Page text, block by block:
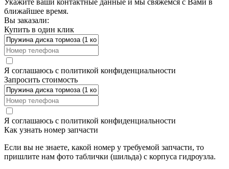
Укажите ваши контактные данные и мы свяжемся с Вами в
ближайшее время.
Вы заказали:
Купить в один клик
Я соглашаюсь с политикой конфиденциальности
Запросить стоимость
Я соглашаюсь с политикой конфиденциальности
Как узнать номер запчасти
Если вы не знаете, какой номер у требуемой запчасти, то
пришлите нам фото таблички (шильда) с корпуса гидроузла.